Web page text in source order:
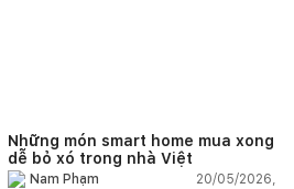
Những món smart home mua xong
dễ bỏ xó trong nhà Việt
Nam Phạm
20/05/2026,